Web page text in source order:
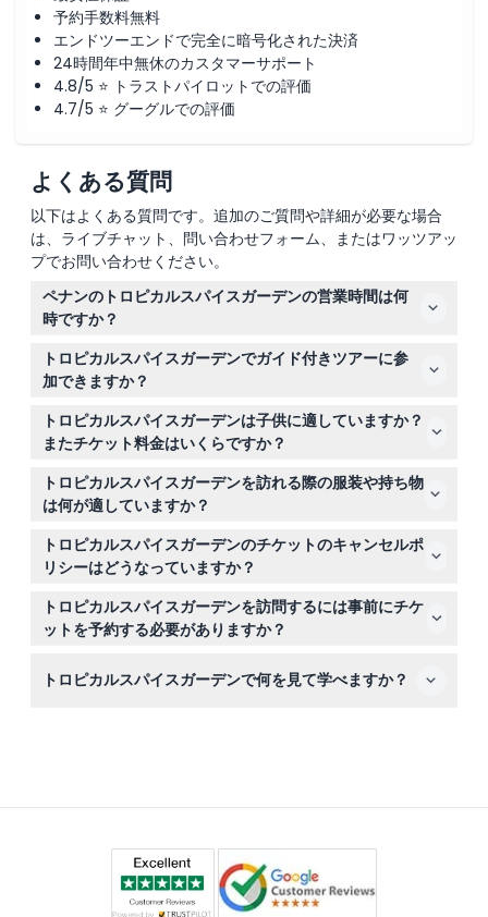
予約手数料無料
エンドツーエンドで完全に暗号化された決済
24時間年中無休のカスタマーサポート
4.8/5 ⭐ トラストパイロットでの評価
4.7/5 ⭐ グーグルでの評価
よくある質問
以下はよくある質問です。追加のご質問や詳細が必要な場合
は、ライブチャット、問い合わせフォーム、またはワッツアッ
プでお問い合わせください。
ペナンのトロピカルスパイスガーデンの営業時間は何
時ですか？
トロピカルスパイスガーデンは金曜日から日曜日は午前9
時から午後6時まで、月曜日から木曜日は午前9時から午
後4時30分まで営業しています。最終入場は閉園の1時間
前です（変更の可能性がありますので、予約時にご確認く
ださい）。
トロピカルスパイスガーデンでガイド付きツアーに参
加できますか？
はい、ガイド付き散策は土曜日と日曜日の午前9時、午前
11時、午後1時30分に利用可能です。予約手続き中にこの
ウェブサイト上でツアーを選択し予約できます。
トロピカルスパイスガーデンは子供に適していますか？
またチケット料金はいくらですか？
5歳未満の子供は無料で、5歳から12歳までは子供料金、13
歳から99歳までは大人料金が適用されます。予約時に正
しいチケットをオンラインで購入できます。
トロピカルスパイスガーデンを訪れる際の服装や持ち物
は何が適していますか？
一部で不整地や坂道があるため、快適な歩きやすい靴を履
くことをお勧めします。また、園内のインターネット環境
が限定的なため、オフラインで利用できる音声ガイドを事
前にダウンロードすることを検討してください。
トロピカルスパイスガーデンのチケットのキャンセルポ
リシーはどうなっていますか？
チケットは返金不可でキャンセルできませんので、予約前
に計画が確定していることをご確認ください。チケットは
予約時に選択した日時にのみ有効です。
トロピカルスパイスガーデンを訪問するには事前にチケ
ットを予約する必要がありますか？
ットをオンライン予約するのが最適です。予約手続き中に
トロピカルスパイスガーデンで何を見て学べますか？